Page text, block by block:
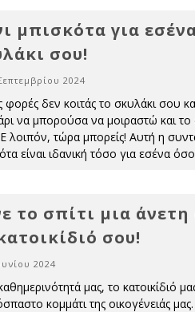
μπισκότα για
σου!
2024
φορές δεν κοιτάς το σκυλάκι σου
να μπορούσα να μοιραστώ και το
λοιπόν, τώρα μπορείς! Αυτή η
είναι ιδανική τόσο για εσένα όσο
το σπίτι μια
σου!
2024
μας, το κατοικίδιό
κομμάτι της οικογένειάς